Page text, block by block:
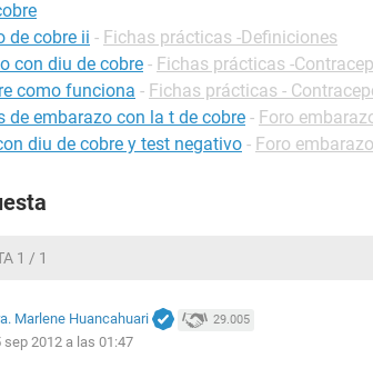
de cobre ii - Fichas prácticas -Definiciones
con diu de cobre - Fichas prácticas -
como funciona - Fichas prácticas -
de embarazo con la t de cobre - Foro
diu de cobre y test negativo - Foro embarazo
1 / 1
Marlene Huancahuari 29.005
sep 2012 a las 01:47